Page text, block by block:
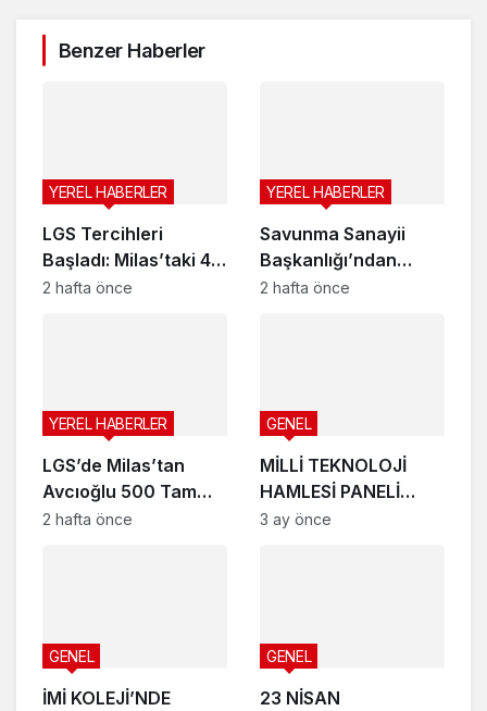
Benzer Haberler
LGS Tercihleri
Başladı: Milas’taki 4
Lise Öğrencilerini
YEREL HABERLER
2 hafta önce
Savunma Sanayii
Başkanlığı’ndan
Milas Gürel Lök
YEREL HABERLER
2 hafta önce
LGS’de Milas’tan
Avcıoğlu 500 Tam
Puanla Birinciler
YEREL HABERLER
2 hafta önce
MİLLİ TEKNOLOJİ
HAMLESİ PANELİ
GERÇEKLEŞTİ
GENEL
3 ay önce
İMİ KOLEJİ’NDE
GENEL
23 NİSAN
GENEL